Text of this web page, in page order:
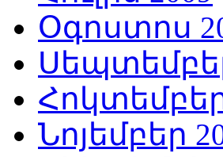
Օգոստոս
Հոկտեմբեր
Նոյեմբեր